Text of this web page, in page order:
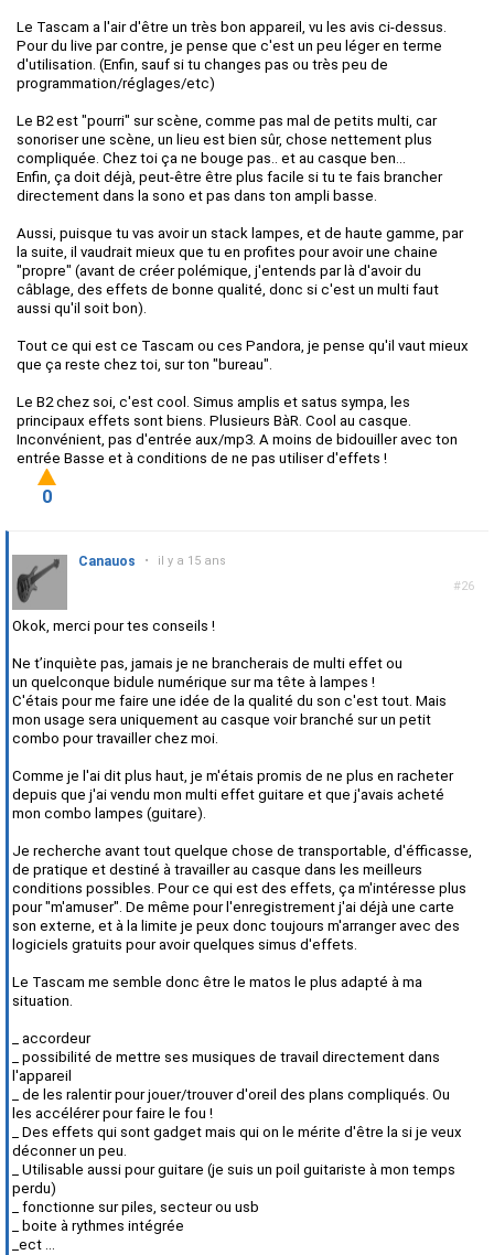
Le Tascam a l'air d'être un très bon appareil, vu les avis ci-dessus.
Pour du live par contre, je pense que c'est un peu léger en terme
d'utilisation. (Enfin, sauf si tu changes pas ou très peu de
programmation/réglages/etc)
Le B2 est "pourri" sur scène, comme pas mal de petits multi, car
sonoriser une scène, un lieu est bien sûr, chose nettement plus
compliquée. Chez toi ça ne bouge pas.. et au casque ben...
Enfin, ça doit déjà, peut-être être plus facile si tu te fais brancher
directement dans la sono et pas dans ton ampli basse.
Aussi, puisque tu vas avoir un stack lampes, et de haute gamme, par
la suite, il vaudrait mieux que tu en profites pour avoir une chaine
"propre" (avant de créer polémique, j'entends par là d'avoir du
câblage, des effets de bonne qualité, donc si c'est un multi faut
aussi qu'il soit bon).
Tout ce qui est ce Tascam ou ces Pandora, je pense qu'il vaut mieux
que ça reste chez toi, sur ton "bureau".
Le B2 chez soi, c'est cool. Simus amplis et satus sympa, les
principaux effets sont biens. Plusieurs BàR. Cool au casque.
Inconvénient, pas d'entrée aux/mp3. A moins de bidouiller avec ton
entrée Basse et à conditions de ne pas utiliser d'effets !
0
#26
Canauos • il y a 15 ans
Okok, merci pour tes conseils !
Ne t’inquiète pas, jamais je ne brancherais de multi effet ou
un quelconque bidule numérique sur ma tête à lampes !
C'étais pour me faire une idée de la qualité du son c'est tout. Mais
mon usage sera uniquement au casque voir branché sur un petit
combo pour travailler chez moi.
Comme je l'ai dit plus haut, je m'étais promis de ne plus en racheter
depuis que j'ai vendu mon multi effet guitare et que j'avais acheté
mon combo lampes (guitare).
Je recherche avant tout quelque chose de transportable, d'éfficasse,
de pratique et destiné à travailler au casque dans les meilleurs
conditions possibles. Pour ce qui est des effets, ça m'intéresse plus
pour "m'amuser". De même pour l'enregistrement j'ai déjà une carte
son externe, et à la limite je peux donc toujours m'arranger avec des
logiciels gratuits pour avoir quelques simus d'effets.
Le Tascam me semble donc être le matos le plus adapté à ma
situation.
_ accordeur
_ possibilité de mettre ses musiques de travail directement dans
l'appareil
_ de les ralentir pour jouer/trouver d'oreil des plans compliqués. Ou
les accélérer pour faire le fou !
_ Des effets qui sont gadget mais qui on le mérite d'être la si je veux
déconner un peu.
_ Utilisable aussi pour guitare (je suis un poil guitariste à mon temps
perdu)
_ fonctionne sur piles, secteur ou usb
_ boite à rythmes intégrée
_ect ...